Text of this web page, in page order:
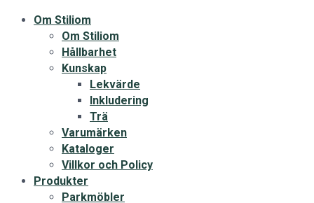
Om Stiliom
Om Stiliom
Hållbarhet
Kunskap
Lekvärde
Inkludering
Trä
Varumärken
Kataloger
Villkor och Policy
Produkter
Parkmöbler